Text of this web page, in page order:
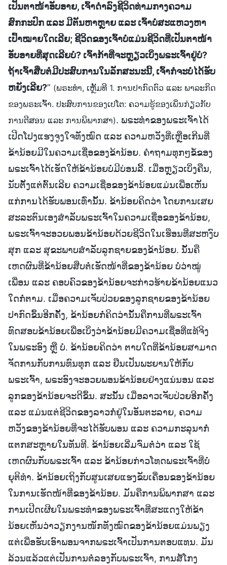
ເປັນຕາໜ້າອັບອາຍ, ເຈົ້າດຳລົງຊີວິດທ່າມກາງຄວາມ
ສົກກະປົກ ແລະ ມີຕັນຫາຫຼາຍ ແລະ ເຈົ້າບໍ່ສະແຫວງຫາ
ເປົ້າໝາຍໃດເລີຍ; ຊີວິດຂອງເຈົ້າບໍ່ແມ່ນຊີວິດທີ່ເປັນຕາໜ້າ
ອັບອາຍທີ່ສຸດເລີຍບໍ? ເຈົ້າກ້າທີ່ຈະຫຼຽວເບິ່ງພຣະເຈົ້າຢູ່ບໍ?
ຖ້າເຈົ້າສືບຕໍ່ມີປະສົບການໃນລັກສະນະນີ້, ເຈົ້າກໍຈະບໍ່ໄດ້ຮັບ
ຫຍັງເລີຍ?” (ພຣະທຳ, ເຫຼັ້ມທີ 1. ການປາກົດຕົວ ແລະ ພາລະກິດ
ຂອງພຣະເຈົ້າ. ປະສົບການຂອງເປໂຕ: ຄວາມຮູ້ຂອງເພິ່ນກ່ຽວກັບ
ການຕີສອນ ແລະ ການພິພາກສາ). ພຣະທຳຂອງພຣະເຈົ້າໄດ້
ເປີດໂປງແຮງຈູງໃຈທັງໝົດ ແລະ ຄວາມຫວັງທີ່ເຫຼືອເກີນທີ່
ຂ້ານ້ອຍມີໃນຄວາມເຊື່ອຂອງຂ້ານ້ອຍ. ຄຳຖາມທຸກໆຂໍ້ຂອງ
ພຣະເຈົ້າໄດ້ເຮັດໃຫ້ຂ້ານ້ອຍບໍ່ມີບ່ອນລີ້. ເມື່ອຫຼຽວເບິ່ງຄືນ,
ນັບຕັ້ງແຕ່ຕົ້ນເລີຍ ຄວາມເຊື່ອຂອງຂ້ານ້ອຍແມ່ນເພື່ອເຫັນ
ແກ່ການໄດ້ຮັບພອນເທົ່ານັ້ນ. ຂ້ານ້ອຍຄິດວ່າ ໂດຍການເສຍ
ສະລະຕົນເອງສຳລັບພຣະເຈົ້າໃນຄວາມເຊື່ອຂອງຂ້ານ້ອຍ,
ພຣະເຈົ້າຈະອວຍພອນຂ້ານ້ອຍດ້ວຍຊີວິດໃນເຮືອນທີ່ສະຫງົບ
ສຸກ ແລະ ສຸຂະພາບສຳລັບລູກຊາຍຂອງຂ້ານ້ອຍ. ນັ້ນຄື
ເຫດຜົນທີ່ຂ້ານ້ອຍສືບຕໍ່ເຮັດໜ້າທີ່ຂອງຂ້ານ້ອຍ ບໍ່ວ່າໝູ່
ເພື່ອນ ແລະ ຄອບຄົວຂອງຂ້ານ້ອຍຈະກ່າວຮ້າຍຂ້ານ້ອຍແນວ
ໃດກໍ່ຕາມ. ເມື່ອຄວາມເຈັບປ່ວຍຂອງລູກຊາຍຂອງຂ້ານ້ອຍ
ປາກົດຂຶ້ນອີກຄັ້ງ, ຂ້ານ້ອຍກໍ່ຄິດວ່ານັ້ນຄືການທີ່ພຣະເຈົ້າ
ທົດສອບຂ້ານ້ອຍເພື່ອເບິ່ງວ່າຂ້ານ້ອຍມີຄວາມເຊື່ອທີ່ແທ້ຈິງ
ໃນພຣະອົງ ຫຼື ບໍ່. ຂ້ານ້ອຍຄິດວ່າ ຕາບໃດທີ່ຂ້ານ້ອຍສາມາດ
ຈັດການກັບການທົນທຸກ ແລະ ຢືນເປັນພະຍານໃຫ້ກັບ
ພຣະເຈົ້າ, ພຣະອົງຈະອວຍພອນຂ້ານ້ອຍຢ່າງແນ່ນອນ ແລະ
ລູກຂອງຂ້ານ້ອຍຈະດີຂຶ້ນ. ສະນັ້ນ ເມື່ອລາວເຈັບປ່ວຍອີກຄັ້ງ
ແລະ ແມ່ນແຕ່ຊີວິດຂອງລາວກໍ່ຢູ່ໃນອັນຕະລາຍ, ຄວາມ
ຫວັງຂອງຂ້ານ້ອຍທີ່ຈະໄດ້ຮັບພອນ ແລະ ຄວາມກະລຸນາກໍ່
ແຕກສະຫຼາຍໃນທັນທີ. ຂ້ານ້ອຍເລີ່ມຈົ່ມຕໍ່ວ່າ ແລະ ໃຊ້
ເຫດຜົນກັບພຣະເຈົ້າ ແລະ ຂ້ານ້ອຍກ່າວໂທດພຣະເຈົ້າທີ່ບໍ່
ຍຸຕິທຳ. ຂ້ານ້ອຍເຖິງກັບສູນເສຍແຮງຂັບເຄື່ອນຂອງຂ້ານ້ອຍ
ໃນການເຮັດໜ້າທີ່ຂອງຂ້ານ້ອຍ. ມັນຄືການພິພາກສາ ແລະ
ການເປີດເຜີຍໃນພຣະທຳຂອງພຣະເຈົ້າທີ່ສະແດງໃຫ້ຂ້າ
ນ້ອຍເຫັນວ່າວຽກງານໜັກທັງໝົດຂອງຂ້ານ້ອຍແມ່ນພຽງ
ແຕ່ເພື່ອຮັບເອົາພອນຈາກພຣະເຈົ້າເປັນການຕອບແທນ. ມັນ
ລ້ວນແລ້ວແຕ່ເປັນການຕໍ່ລອງກັບພຣະເຈົ້າ, ການສໍ້ໂກງ